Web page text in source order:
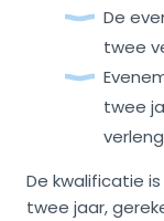
De
twee
twee
De kwalificatie
twee jaar,